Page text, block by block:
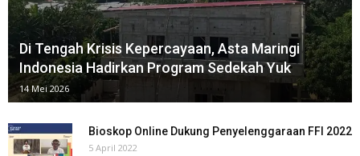
Di Tengah Krisis Kepercayaan, Asta Maringi
Indonesia⁠ Hadirkan Program Sedekah Yuk
14 Mei 2026
Bioskop Online Dukung Penyelenggaraan FFI 2022
5 April 2022